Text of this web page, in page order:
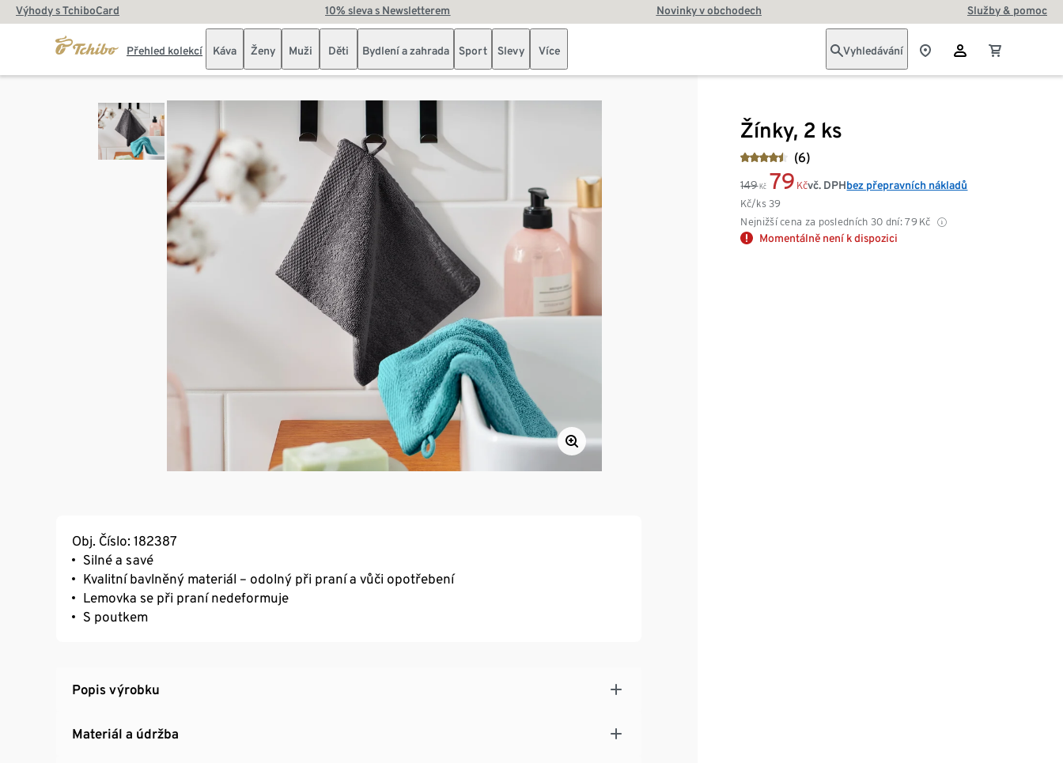
Výhody s TchiboCard 10% sleva s Newsletterem Novinky v obchodech Služby & pomoc
Přehled kolekcí Káva Ženy Muži Děti Bydlení a zahrada Sport Slevy Více Vyhledávání
Žínky, 2 ks
(6)
149 Kč 79 Kč
Kč/ks39
Nejnižší cena za posledních 30 dní: 79 Kč
vč. DPHbez přepravních nákladů
Momentálně není k dispozici
Obj. Číslo: 182387
Silné a savé
Kvalitní bavlněný materiál – odolný při praní a vůči opotřebení
Lemovka se při praní nedeformuje
S poutkem
Popis výrobku
Materiál a údržba